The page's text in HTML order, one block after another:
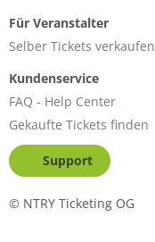
Für Veranstalter
Selber Tickets verkaufen
Kundenservice
FAQ - Help Center
Gekaufte Tickets finden
Support
© NTRY Ticketing OG